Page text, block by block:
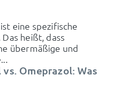
eine spezifische
heißt, dass
übermäßige und
Omeprazol: Was